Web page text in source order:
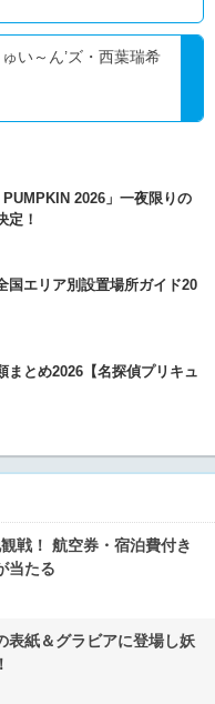
い～ん’ズ・西葉瑞希
2026」一夜限りの
定！
国エリア別設置場所ガイド20
まとめ2026【名探偵プリキュ
戦！ 航空券・宿泊費付き
当たる
表紙＆グラビアに登場し妖